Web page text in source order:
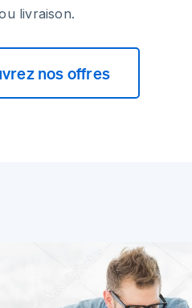
livraison.
nos offres